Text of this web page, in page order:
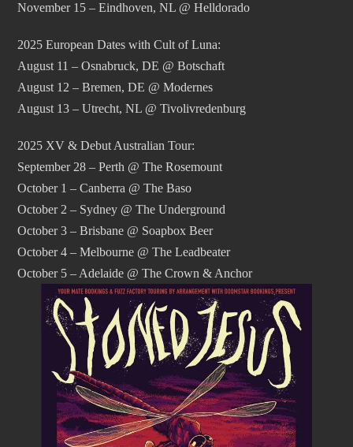
November 15 – Eindhoven, NL @ Helldorado
2025 European Dates with Cult of Luna:
August 11 – Osnabruck, DE @ Botschaft
August 12 – Bremen, DE @ Modernes
August 13 – Utrecht, NL @ Tivolivredenburg
2025 XV & Debut Australian Tour:
September 28 – Perth @ The Rosemount
October 1 – Canberra @ The Baso
October 2 – Sydney @ The Underground
October 3 – Brisbane @ Soapbox Beer
October 4 – Melbourne @ The Leadbeater
October 5 – Adelaide @ The Crown & Anchor